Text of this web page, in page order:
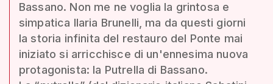
Bassano. Non me ne voglia la grintosa e
simpatica Ilaria Brunelli, ma da questi giorni
la storia infinita del restauro del Ponte mai
iniziato si arricchisce di un'ennesima nuova
protagonista: la Putrella di Bassano.